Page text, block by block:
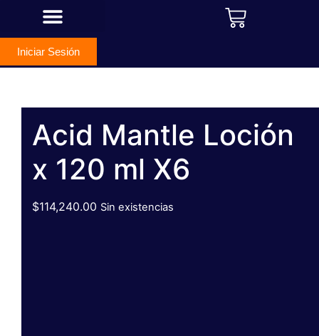
Iniciar Sesión
Acid Mantle Loción
x 120 ml X6
$114,240.00 Sin existencias